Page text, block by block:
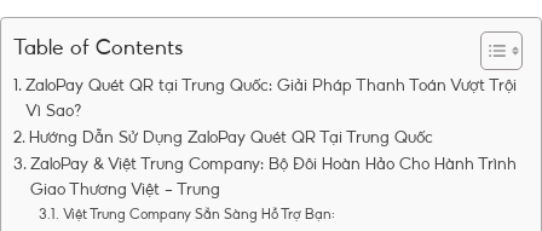
Table of Contents
ZaloPay Quét QR tại Trung Quốc: Giải Pháp Thanh Toán Vượt Trội
Vì Sao?
Hướng Dẫn Sử Dụng ZaloPay Quét QR Tại Trung Quốc
ZaloPay & Việt Trung Company: Bộ Đôi Hoàn Hảo Cho Hành Trình
Giao Thương Việt – Trung
Việt Trung Company Sẵn Sàng Hỗ Trợ Bạn: